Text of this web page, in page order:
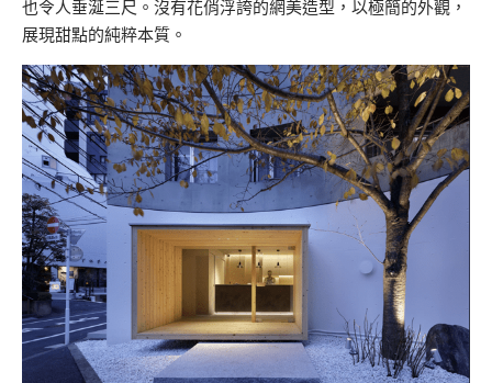
也令人垂涎三尺。沒有花俏浮誇的網美造型，以極簡的外觀，
展現甜點的純粹本質。